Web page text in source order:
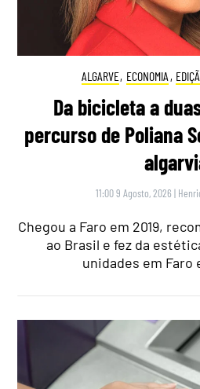
ALGARVE, ECONOMIA ,
Da bicicleta a
percurso de Poliana
11:00 9 Agosto, 2026 |
Chegou a Faro em 2019,
ao Brasil e fez da
unidades em Faro